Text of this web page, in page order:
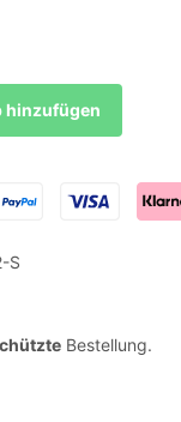
hinzufügen
S
Bestellung.